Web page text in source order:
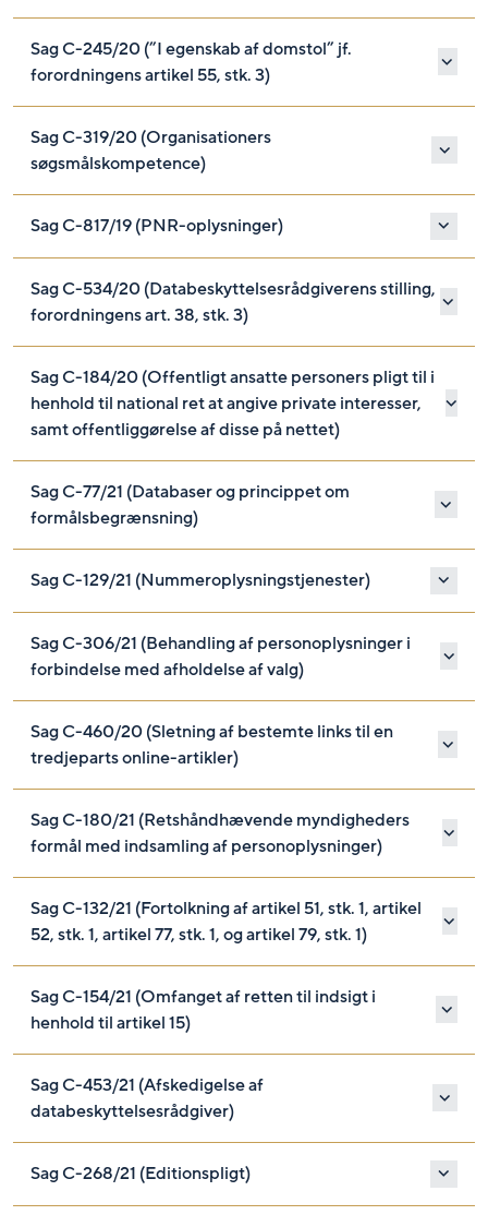
Sag C-245/20 (”I egenskab af domstol” jf.
forordningens artikel 55, stk. 3)
Sag C-319/20 (Organisationers
søgsmålskompetence)
Sag C-817/19 (PNR-oplysninger)
Sag C-534/20 (Databeskyttelsesrådgiverens stilling,
forordningens art. 38, stk. 3)
Sag C-184/20 (Offentligt ansatte personers pligt til i
henhold til national ret at angive private interesser,
samt offentliggørelse af disse på nettet)
Sag C-77/21 (Databaser og princippet om
formålsbegrænsning)
Sag C-129/21 (Nummeroplysningstjenester)
Sag C-306/21 (Behandling af personoplysninger i
forbindelse med afholdelse af valg)
Sag C-460/20 (Sletning af bestemte links til en
tredjeparts online-artikler)
Sag C-180/21 (Retshåndhævende myndigheders
formål med indsamling af personoplysninger)
Sag C-132/21 (Fortolkning af artikel 51, stk. 1, artikel
52, stk. 1, artikel 77, stk. 1, og artikel 79, stk. 1)
Sag C-154/21 (Omfanget af retten til indsigt i
henhold til artikel 15)
Sag C-453/21 (Afskedigelse af
databeskyttelsesrådgiver)
Sag C-268/21 (Editionspligt)